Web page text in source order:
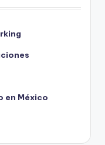
en México